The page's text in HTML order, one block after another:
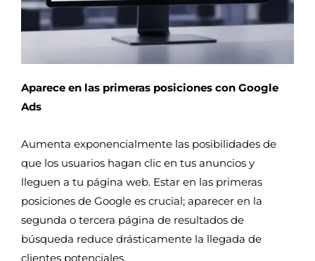
Aparece en las primeras posiciones con Google
Ads
Aumenta exponencialmente las posibilidades de
que los usuarios hagan clic en tus anuncios y
lleguen a tu página web. Estar en las primeras
posiciones de Google es crucial; aparecer en la
segunda o tercera página de resultados de
búsqueda reduce drásticamente la llegada de
clientes potenciales.